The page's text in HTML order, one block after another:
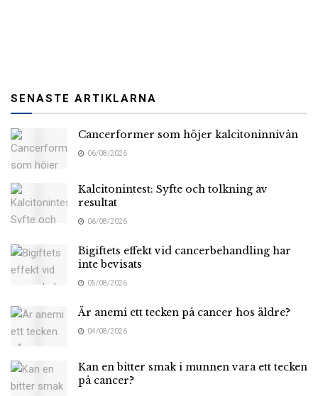
SENASTE ARTIKLARNA
Cancerformer som höjer kalcitoninnivån
06/08/2026
Kalcitonintest: Syfte och tolkning av
resultat
06/08/2026
Bigiftets effekt vid cancerbehandling har
inte bevisats
05/08/2026
Är anemi ett tecken på cancer hos äldre?
04/08/2026
Kan en bitter smak i munnen vara ett tecken
på cancer?